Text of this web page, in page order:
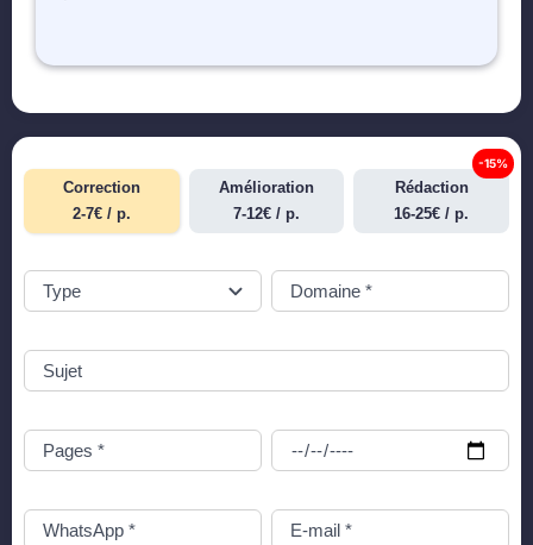
Correction
2-7€ / p.
Amélioration
7-12€ / p.
Rédaction
16-25€ / p.
-15%